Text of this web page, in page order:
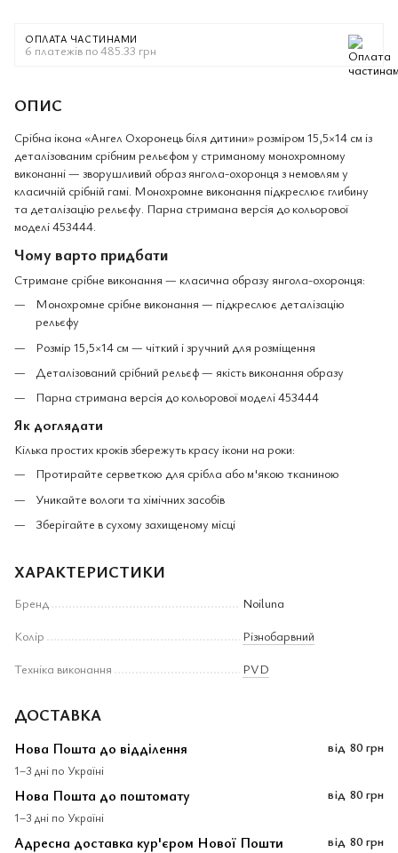
ОПЛАТА ЧАСТИНАМИ
6 платежів по 485.33 грн
ОПИС
Срібна ікона «Ангел Охоронець біля дитини» розміром 15,5×14 см із
деталізованим срібним рельєфом у стриманому монохромному
виконанні — зворушливий образ янгола-охоронця з немовлям у
класичній срібній гамі. Монохромне виконання підкреслює глибину
та деталізацію рельєфу. Парна стримана версія до кольорової
моделі 453444.
Чому варто придбати
Стримане срібне виконання — класична образу янгола-охоронця:
Монохромне срібне виконання — підкреслює деталізацію
рельєфу
Розмір 15,5×14 см — чіткий і зручний для розміщення
Деталізований срібний рельєф — якість виконання образу
Парна стримана версія до кольорової моделі 453444
Як доглядати
Кілька простих кроків збережуть красу ікони на роки:
Протирайте серветкою для срібла або м'якою тканиною
Уникайте вологи та хімічних засобів
Зберігайте в сухому захищеному місці
ХАРАКТЕРИСТИКИ
Бренд
Noiluna
Колір
Різнобарвний
Техніка виконання
PVD
ДОСТАВКА
Нова Пошта до відділення
1–3 дні по Україні
від 80 грн
Нова Пошта до поштомату
1–3 дні по Україні
від 80 грн
Адресна доставка кур'єром Нової Пошти від 80 грн